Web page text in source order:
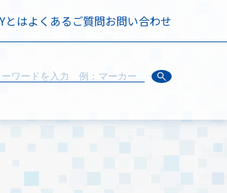
とはよくあるご質問お問い合わせ